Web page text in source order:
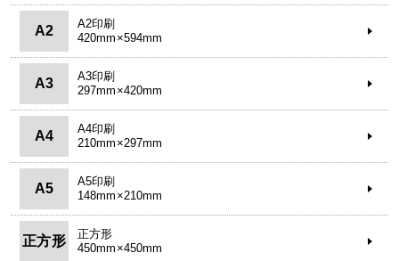
A2
A2印刷
420mm×594mm
A3
A3印刷
297mm×420mm
A4
A4印刷
210mm×297mm
A5
A5印刷
148mm×210mm
正方形
正方形
450mm×450mm